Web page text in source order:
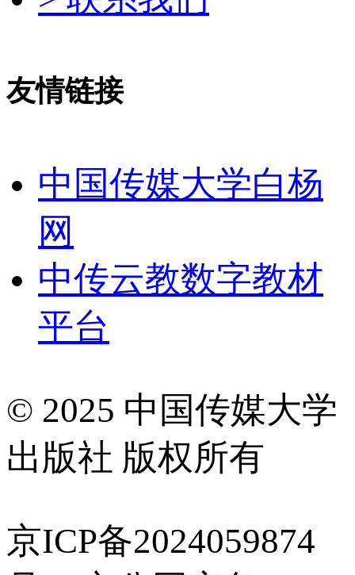
友情链接
中国传媒大学白杨
网
中传云教数字教材
平台
© 2025 中国传媒大学
出版社 版权所有
京ICP备2024059874